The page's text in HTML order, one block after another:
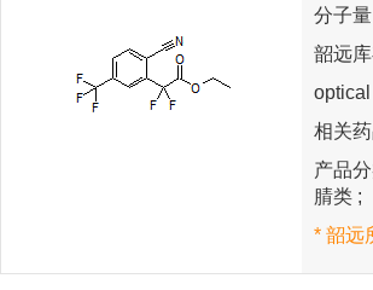
分子
韶远
optical
相关
产品
腈类 ;
* 韶远